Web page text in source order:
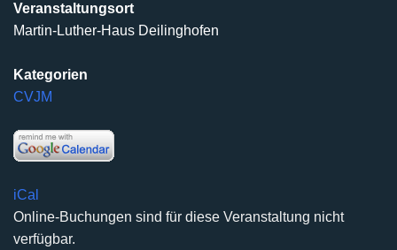
Veranstaltungsort
Martin-Luther-Haus Deilinghofen
Kategorien
CVJM
iCal
Online-Buchungen sind für diese Veranstaltung nicht
verfügbar.